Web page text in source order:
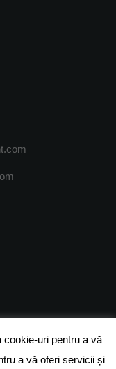
rights reserved.
cookie-uri pentru a vă
a vă oferi servicii și